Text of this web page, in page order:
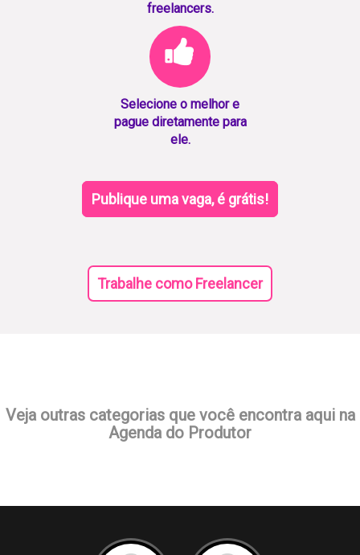
freelancers.
Selecione o melhor e
pague diretamente para
ele.
Publique uma vaga, é grátis!
Trabalhe como Freelancer
Veja outras categorias que você encontra aqui na
Agenda do Produtor